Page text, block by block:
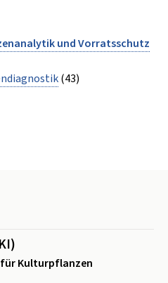
und Vorratsschutz
(43)
Kulturpflanzen